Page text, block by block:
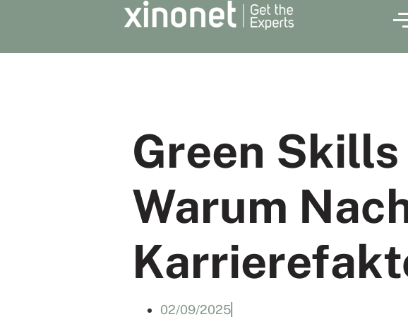
Green
Warum
02/09/2025